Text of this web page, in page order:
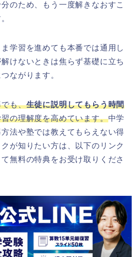
のため、もう一度解きなおすこ
学習を進めても本番では通用し
けないときは焦らず基礎に立ち
ながります。
も、生徒に説明してもらう時間
の理解度を高めています。中学
法や塾では教えてもらえない得
が知りたい方は、以下のリンク
無料の特典をお受け取りくださ